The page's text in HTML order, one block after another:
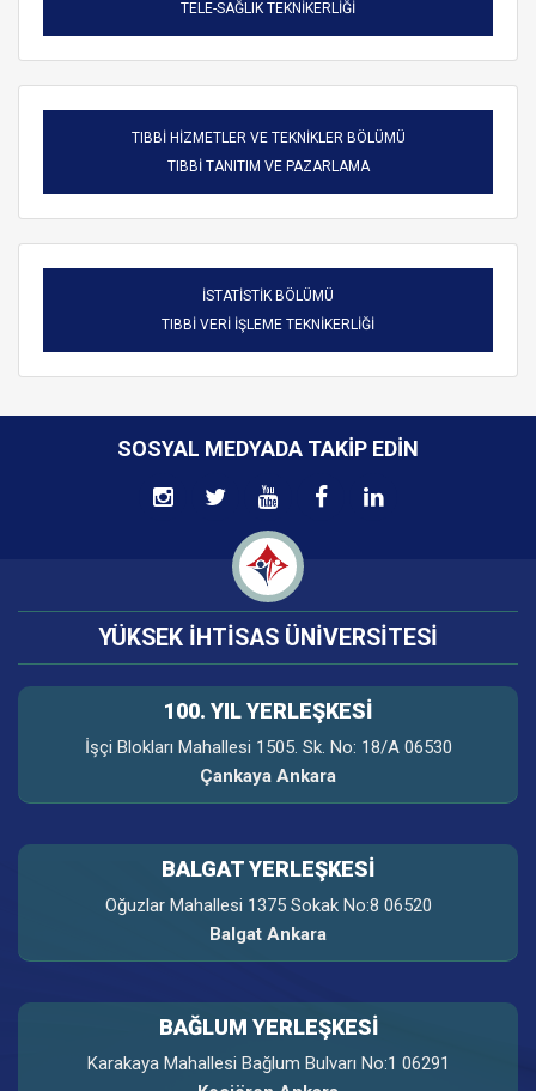
TELE-SAĞLIK TEKNİKERLİĞİ
TIBBİ HİZMETLER VE TEKNİKLER BÖLÜMÜ
TIBBİ TANITIM VE PAZARLAMA
İSTATİSTİK BÖLÜMÜ
TIBBİ VERİ İŞLEME TEKNİKERLİĞİ
SOSYAL MEDYADA TAKIP EDIN
YÜKSEK İHTİSAS ÜNİVERSİTESİ
100. YIL YERLEŞKESI
İşçi Blokları Mahallesi 1505. Sk. No: 18/A 06530
Çankaya Ankara
BALGAT YERLEŞKESİ
Oğuzlar Mahallesi 1375 Sokak No:8 06520
Balgat Ankara
BAĞLUM YERLEŞKESİ
Karakaya Mahallesi Bağlum Bulvarı No:1 06291